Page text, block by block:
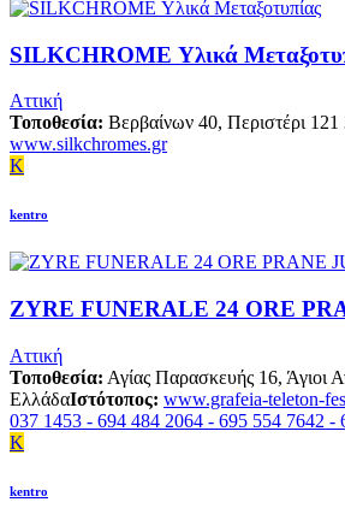
SILKCHROME Υλικά
Αττική
Τοποθεσία: Βερβαίνων 40, Περιστέρι
www.silkchromes.gr
K
kentro
ZYRE FUNERALE 24 ORE
Αττική
Τοποθεσία: Αγίας Παρασκευής 16, Άγιοι
ΕλλάδαΙστότοπος: www.grafeia-teleton-
037 1453 - 694 484 2064 - 695 554 7642 -
K
kentro